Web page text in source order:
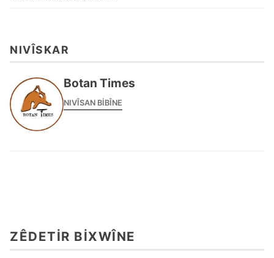
NIVÎSKAR
Botan Times
NIVÎSAN BIBÎNE
ZÊDETIR BIXWÎNE